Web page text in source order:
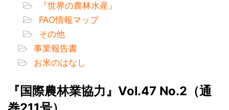
『世界の農林水産』
FAO情報マップ
その他
事業報告書
お米のはなし
『国際農林業協力』Vol.47 No.2（通